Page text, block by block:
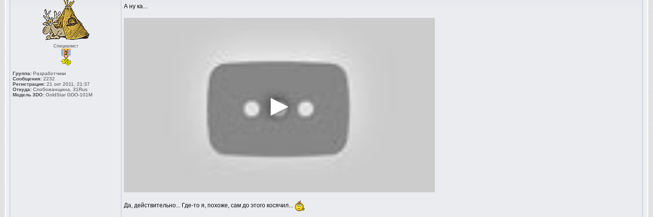
Специалист
Группа: Разработчики
Сообщения: 2232
Регистрация: 21 окт 2011, 21:37
Откуда: Слобожанщина, 31Rus
Модель 3DO: GoldStar GDO-101M
А ну ка...
Да, действительно... Где-то я, похоже, сам до этого косячил...